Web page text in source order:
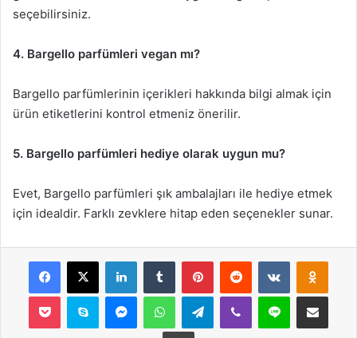
seçebilirsiniz.
4. Bargello parfümleri vegan mı?
Bargello parfümlerinin içerikleri hakkında bilgi almak için
ürün etiketlerini kontrol etmeniz önerilir.
5. Bargello parfümleri hediye olarak uygun mu?
Evet, Bargello parfümleri şık ambalajları ile hediye etmek
için idealdir. Farklı zevklere hitap eden seçenekler sunar.
Facebook
X LinkedInTumblr PinterestReddit VKontakte
Pocket Skype MessengerWhatsAppTelegramViber Line E-Posta ile
Yazdır